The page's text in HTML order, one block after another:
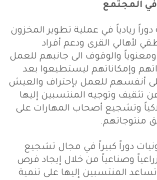
في المجتمع
دوراً ريادياً في عملية تطوير المخزون
لأهالي القرى ودعم أفراد
ومعنوياً والوقوف الى جانبهم للعمل
وإمكاناتهم ليستطيعوا بعد
أنفسهم للعمل بإحتراف والعيش
تثقيف وتوجيه المنتسبين إليها
وتشجيع أصحاب المهارات على
منتوجاتهم.
دوراً كبيراً في مجال تشجيع
زراعياً وصناعياً من خلال إيجاد فرص
تساعد المنتسبين إليها على تنمية